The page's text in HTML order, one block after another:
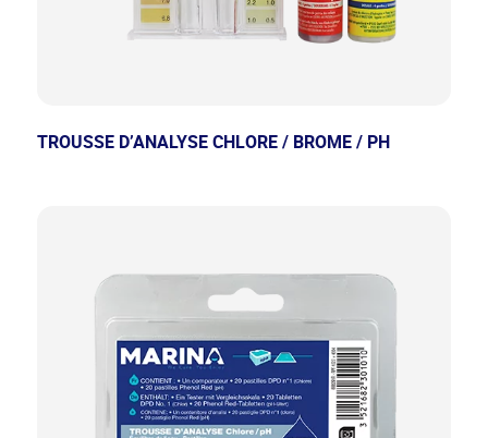
TROUSSE D’ANALYSE CHLORE / BROME / PH